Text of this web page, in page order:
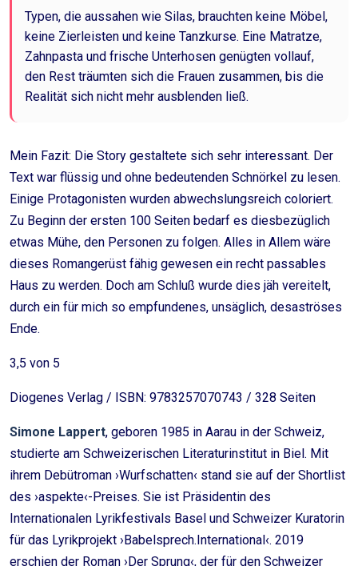
Typen, die aussahen wie Silas, brauchten keine Möbel,
keine Zierleisten und keine Tanzkurse. Eine Matratze,
Zahnpasta und frische Unterhosen genügten vollauf,
den Rest träumten sich die Frauen zusammen, bis die
Realität sich nicht mehr ausblenden ließ.
Mein Fazit: Die Story gestaltete sich sehr interessant. Der
Text war flüssig und ohne bedeutenden Schnörkel zu lesen.
Einige Protagonisten wurden abwechslungsreich coloriert.
Zu Beginn der ersten 100 Seiten bedarf es diesbezüglich
etwas Mühe, den Personen zu folgen. Alles in Allem wäre
dieses Romangerüst fähig gewesen ein recht passables
Haus zu werden. Doch am Schluß wurde dies jäh vereitelt,
durch ein für mich so empfundenes, unsäglich, desaströses
Ende.
3,5 von 5
Diogenes Verlag / ISBN: 9783257070743 / 328 Seiten
Simone Lappert, geboren 1985 in Aarau in der Schweiz,
studierte am Schweizerischen Literaturinstitut in Biel. Mit
ihrem Debütroman ›Wurfschatten‹ stand sie auf der Shortlist
des ›aspekte‹-Preises. Sie ist Präsidentin des
Internationalen Lyrikfestivals Basel und Schweizer Kuratorin
für das Lyrikprojekt ›Babelsprech.International‹. 2019
erschien der Roman ›Der Sprung‹, der für den Schweizer